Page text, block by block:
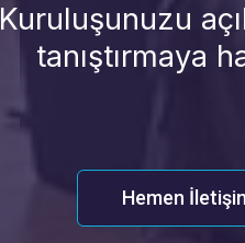
Hemen
Kuruluşunuzu
tanıştırmaya